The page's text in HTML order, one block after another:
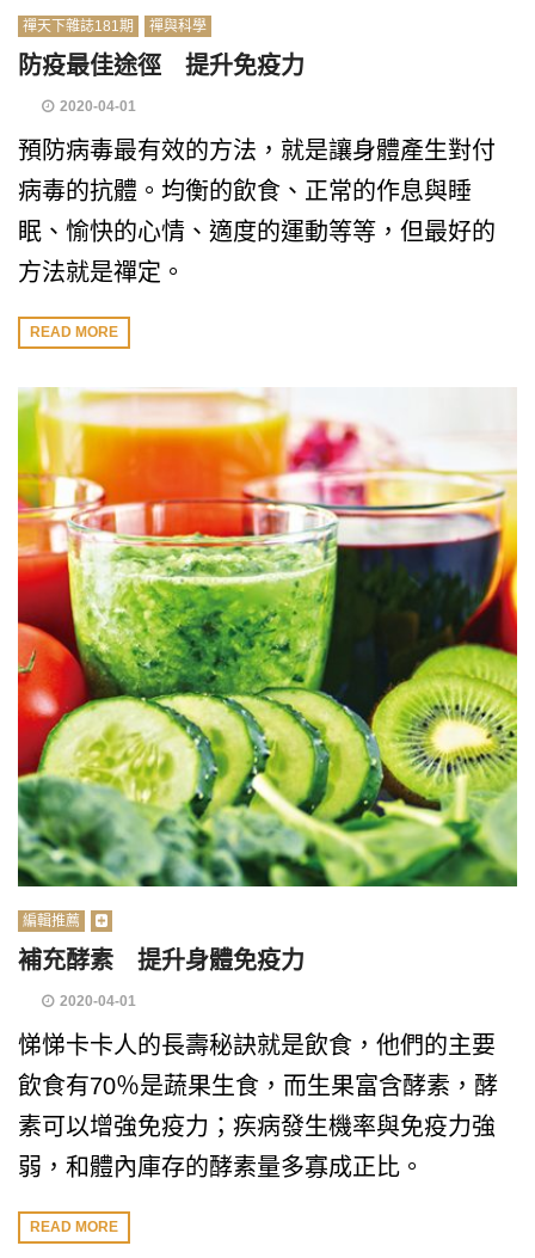
禪天下雜誌181期 禪與科學
防疫最佳途徑 提升免疫力
2020-04-01
預防病毒最有效的方法，就是讓身體產生對付
病毒的抗體。均衡的飲食、正常的作息與睡
眠、愉快的心情、適度的運動等等，但最好的
方法就是禪定。
READ MORE
編輯推薦
補充酵素 提升身體免疫力
2020-04-01
悌悌卡卡人的長壽秘訣就是飲食，他們的主要
飲食有70％是蔬果生食，而生果富含酵素，酵
素可以增強免疫力；疾病發生機率與免疫力強
弱，和體內庫存的酵素量多寡成正比。
READ MORE